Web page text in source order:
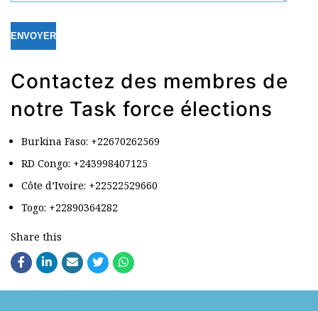
Contactez des membres de
notre Task force élections
Burkina Faso: +22670262569
RD Congo: +243998407125
Côte d’Ivoire: +22522529660
Togo: +22890364282
Share this